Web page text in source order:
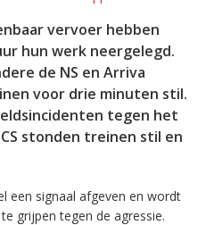
vervoer hebben
hun werk neergelegd.
de NS en Arriva
voor drie minuten stil.
tegen het
stonden treinen stil en
een signaal afgeven en wordt
grijpen tegen de agressie.